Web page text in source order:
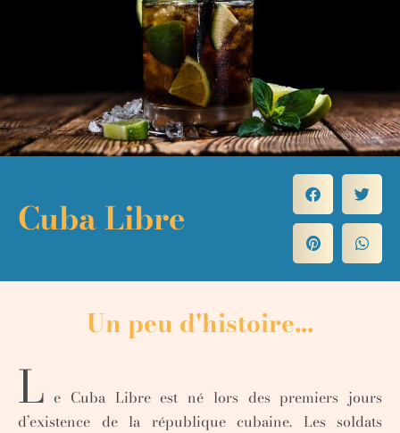
Cuba Libre
Un peu d'histoire...
L e Cuba Libre est né lors des premiers jours
d’existence de la république cubaine. Les soldats